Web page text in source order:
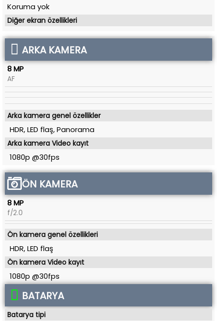
Koruma yok
Diğer ekran özellikleri
ARKA KAMERA
8 MP
AF
Arka kamera genel özellikler
HDR, LED flaş, Panorama
Arka kamera Video kayıt
1080p @30fps
ÖN KAMERA
8 MP
f/2.0
Ön kamera genel özellikleri
HDR, LED flaş
Ön kamera Video kayıt
1080p @30fps
BATARYA
Batarya tipi